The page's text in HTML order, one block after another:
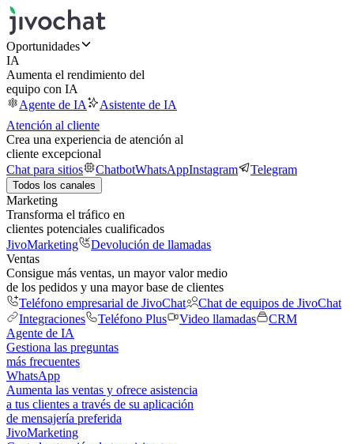
Oportunidades
IA
Aumenta el rendimiento del
equipo con IA
Agente de IA
Asistente de IA
Atención al cliente
Crea una experiencia de atención al
cliente excepcional
Chat para sitios
ChatbotWhatsAppInstagram Telegram
Todos los canales
Marketing
Transforma el tráfico en
clientes potenciales cualificados
JivoMarketing
Devolución de llamadas
Ventas
Consigue más ventas, un mayor valor medio
de los pedidos y una mayor base de clientes
Teléfono empresarial de JivoChat
Chat de equipos de JivoChat
Integraciones
Teléfono Plus Video llamadas
CRM
Agente de IA
Gestiona las preguntas
más frecuentes
WhatsApp
Aumenta las ventas y ofrece asistencia
a tus clientes a través de su aplicación
de mensajería preferida
JivoMarketing